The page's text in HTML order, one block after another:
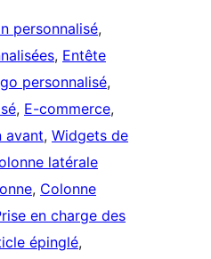
personnalisé
, Entête
personnalisé
, E-commerce
avant, Widgets de
latérale
, Colonne
en charge des
épinglé